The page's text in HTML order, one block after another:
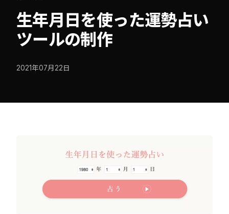
生年月日を使った運勢占い
ツールの制作
2021年07月22日